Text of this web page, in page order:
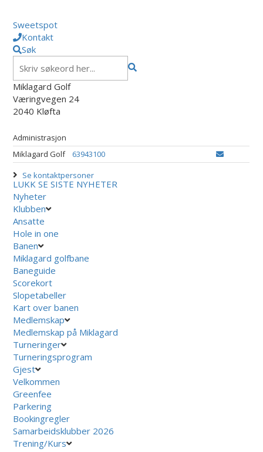
Sweetspot
Kontakt
Søk
Miklagard Golf
Væringvegen 24
2040 Kløfta
Administrasjon
Miklagard Golf
63943100
Se kontaktpersoner
LUKK SE SISTE NYHETER
Nyheter
Klubben
Ansatte
Hole in one
Banen
Miklagard golfbane
Baneguide
Scorekort
Slopetabeller
Kart over banen
Medlemskap
Medlemskap på Miklagard
Turneringer
Turneringsprogram
Gjest
Velkommen
Greenfee
Parkering
Bookingregler
Samarbeidsklubber 2026
Trening/Kurs